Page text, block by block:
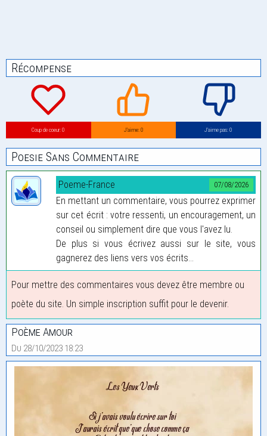
Récompense
Coup de coeur: 0 J’aime: 0 J’aime pas: 0
Poesie Sans Commentaire
07/08/2026
Poeme-France
En mettant un commentaire, vous pourrez exprimer
sur cet écrit : votre ressenti, un encouragement, un
conseil ou simplement dire que vous l'avez lu.
De plus si vous écrivez aussi sur le site, vous
gagnerez des liens vers vos écrits...
Pour mettre des commentaires vous devez être membre ou
poète du site. Un simple inscription suffit pour le devenir.
Poème Amour
Du 28/10/2023 18:23